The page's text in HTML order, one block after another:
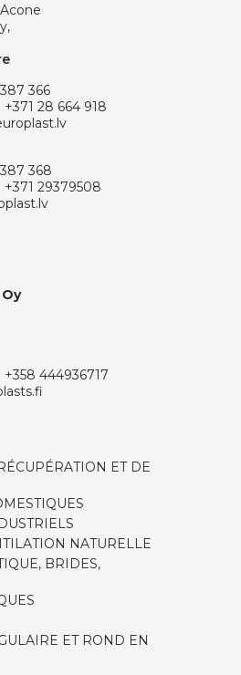
366
+371 28 664 918
368
+371 29379508
+358 444936717
ET DE
NATURELLE
BRIDES,
ET ROND EN